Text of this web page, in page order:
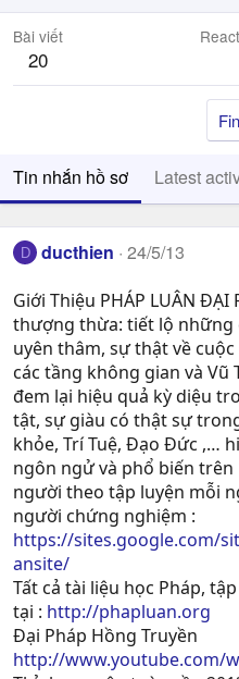
Bài viết
20
Tin nhắn hồ sơ Latest
D ducthien 24/5/13
Giới Thiệu PHÁP LUÂN
thượng thừa: tiết lộ những
uyên thâm, sự thật về
các tầng không gian và Vũ
đem lại hiệu quả kỳ diệu
tật, sự giàu có thật sự
khỏe, Trí Tuệ, Ðạo Ðức ,…
ngôn ngử và phổ biến trên
người theo tập luyện mỗi
người chứng nghiệm :
https://sites.google.com/
ansite/
Tất cả tài liệu học Pháp,
tại : http://phapluan.org
Đại Pháp Hồng Truyền
http://www.youtube.com/